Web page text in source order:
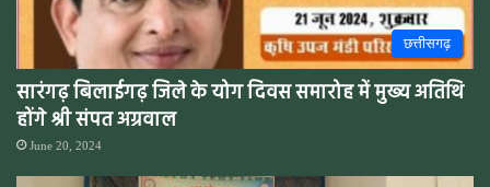
छत्तीसगढ़
सारंगढ़ बिलाईगढ़ जिले के योग दिवस समारोह में मुख्य अतिथि
होंगे श्री संपत अग्रवाल
June 20, 2024